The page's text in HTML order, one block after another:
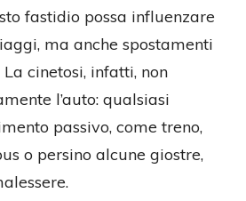
fastidio possa influenzare
ma anche spostamenti
cinetosi, infatti, non
l’auto: qualsiasi
passivo, come treno,
o persino alcune giostre,